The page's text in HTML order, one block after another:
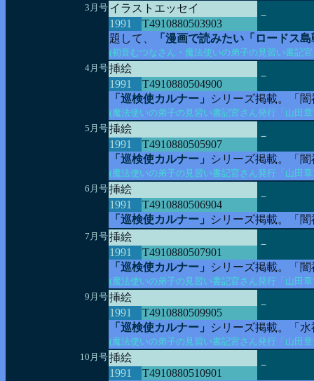
3月号 イラストエッセイ
－
1991
T4910880503903
題して、
「漫画で読みたい「ロードス
(初音むつなさん・魔法使いの弟子の見習い書記
4月号挿絵
－
1991
T4910880504900
「巡検使カルナー」
シリーズ掲載。「
(魔法使いの弟子の見習い書記官さん発行「山田
5月号挿絵
－
1991
T4910880505907
「巡検使カルナー」
シリーズ掲載。「
(魔法使いの弟子の見習い書記官さん発行「山田
6月号挿絵
－
1991
T4910880506904
「巡検使カルナー」
シリーズ掲載。「
7月号挿絵
－
1991
T4910880507901
「巡検使カルナー」
シリーズ掲載。「
(魔法使いの弟子の見習い書記官さん発行「山田
9月号挿絵
－
1991
T4910880509905
「巡検使カルナー」
シリーズ掲載。「
(魔法使いの弟子の見習い書記官さん発行「山田
10月号挿絵
－
1991
T4910880510901